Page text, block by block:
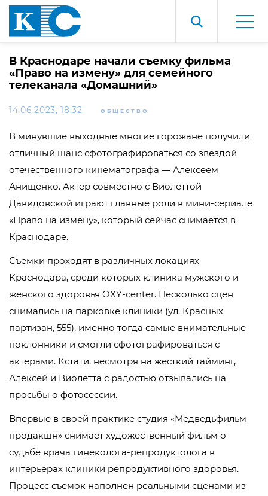
В Краснодаре начали съемку фильма
«Право на измену» для семейного
телеканала «Домашний»
14.06.2023, 18:32 ОБЩЕСТВО
В минувшие выходные многие горожане получили
отличный шанс сфотографироваться со звездой
отечественного кинематографа — Алексеем
Анищенко. Актер совместно с Виолеттой
Давидовской играют главные роли в мини-сериале
«Право на измену», который сейчас снимается в
Краснодаре.
Съемки проходят в различных локациях
Краснодара, среди которых клиника мужского и
женского здоровья OXY-center. Несколько сцен
снимались на парковке клиники (ул. Красных
партизан, 555), именно тогда самые внимательные
поклонники и смогли сфотографироваться с
актерами. Кстати, несмотря на жесткий тайминг,
Алексей и Виолетта с радостью отзывались на
просьбы о фотосессии.
Впервые в своей практике студия «Медведьфильм
продакшн» снимает художественный фильм о
судьбе врача гинеколога-репродуктолога в
интерьерах клиники репродуктивного здоровья.
Процесс съемок наполнен реальными сценами из